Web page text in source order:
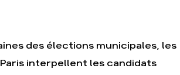
Amis dedes élections municipales, les
interpellent les candidats